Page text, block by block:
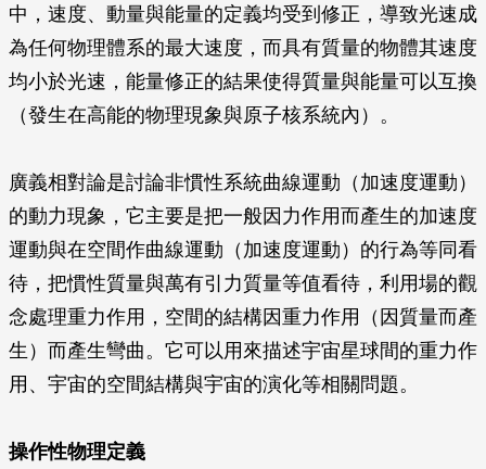
中，速度、動量與能量的定義均受到修正，導致光速成
為任何物理體系的最大速度，而具有質量的物體其速度
均小於光速，能量修正的結果使得質量與能量可以互換
（發生在高能的物理現象與原子核系統內）。
廣義相對論是討論非慣性系統曲線運動（加速度運動）
的動力現象，它主要是把一般因力作用而產生的加速度
運動與在空間作曲線運動（加速度運動）的行為等同看
待，把慣性質量與萬有引力質量等值看待，利用場的觀
念處理重力作用，空間的結構因重力作用（因質量而產
生）而產生彎曲。它可以用來描述宇宙星球間的重力作
用、宇宙的空間結構與宇宙的演化等相關問題。
操作性物理定義